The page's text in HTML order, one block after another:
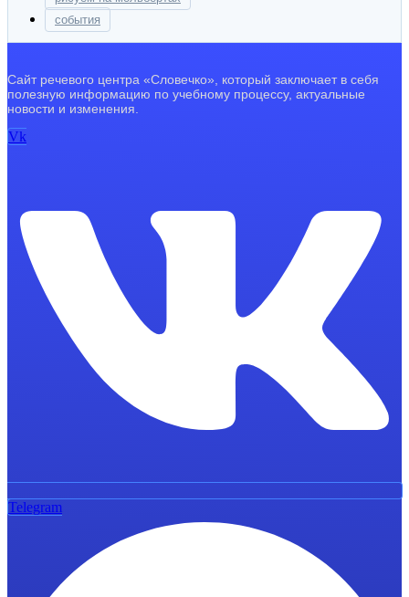
события
Сайт речевого центра «Словечко», который заключает в себя
полезную информацию по учебному процессу, актуальные
новости и изменения.
Vk
Telegram